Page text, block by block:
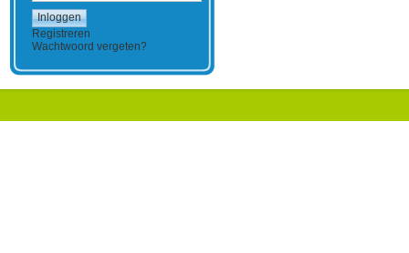
Registreren
Wachtwoord vergeten?